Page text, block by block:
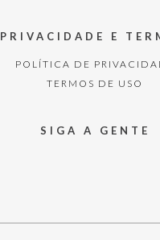
PRIVACIDADE E
POLÍTICA DE
TERMOS DE USO
SIGA A GENTE